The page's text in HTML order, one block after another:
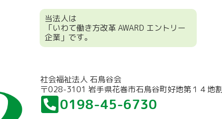
当法人は
「いわて働き方改革 AWARD エントリー
企業」です。
社会福祉法人 石鳥谷会
〒028-3101 岩手県花巻市石鳥谷町好地第１４地
0198-45-6730